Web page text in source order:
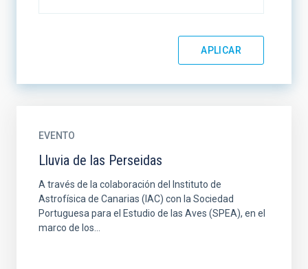
EVENTO
Lluvia de las Perseidas
A través de la colaboración del Instituto de
Astrofísica de Canarias (IAC) con la Sociedad
Portuguesa para el Estudio de las Aves (SPEA), en el
marco de los...